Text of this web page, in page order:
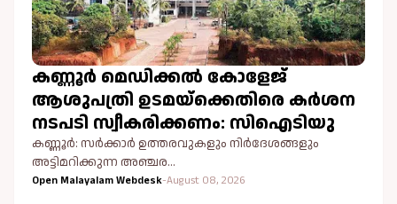
കണ്ണൂർ മെഡിക്കൽ കോളേജ്
ആശുപത്രി ഉടമയ്ക്കെതിരെ കർശന
നടപടി സ്വീകരിക്കണം: സിഐടിയു
കണ്ണൂർ: സർക്കാർ ഉത്തരവുകളും നിർദേശങ്ങളും
അട്ടിമറിക്കുന്ന അഞ്ചര…
Open Malayalam Webdesk-August 08, 2026